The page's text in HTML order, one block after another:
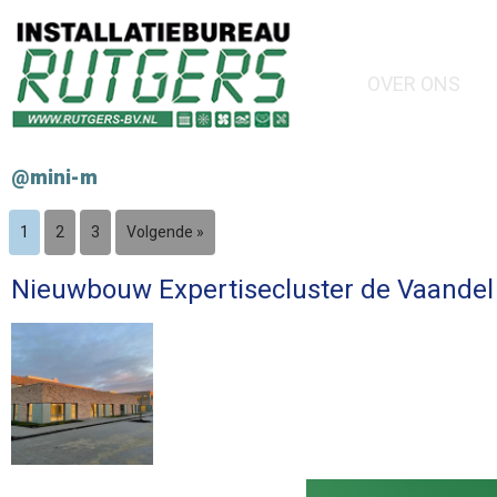
OVER ONS
@mini-m
1 2 3 Volgende »
Nieuwbouw Expertisecluster de Vaandel